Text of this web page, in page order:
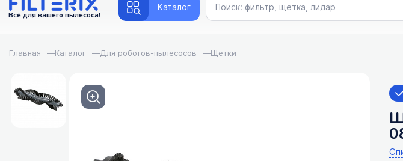
Всё для вашего пылесоса!
Каталог
Главная —Каталог —Для роботов-пылесосов —Щетки